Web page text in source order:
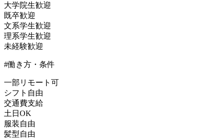
大学院生歓迎
既卒歓迎
文系学生歓迎
理系学生歓迎
未経験歓迎
#働き方・条件
一部リモート可
シフト自由
交通費支給
土日OK
服装自由
髪型自由